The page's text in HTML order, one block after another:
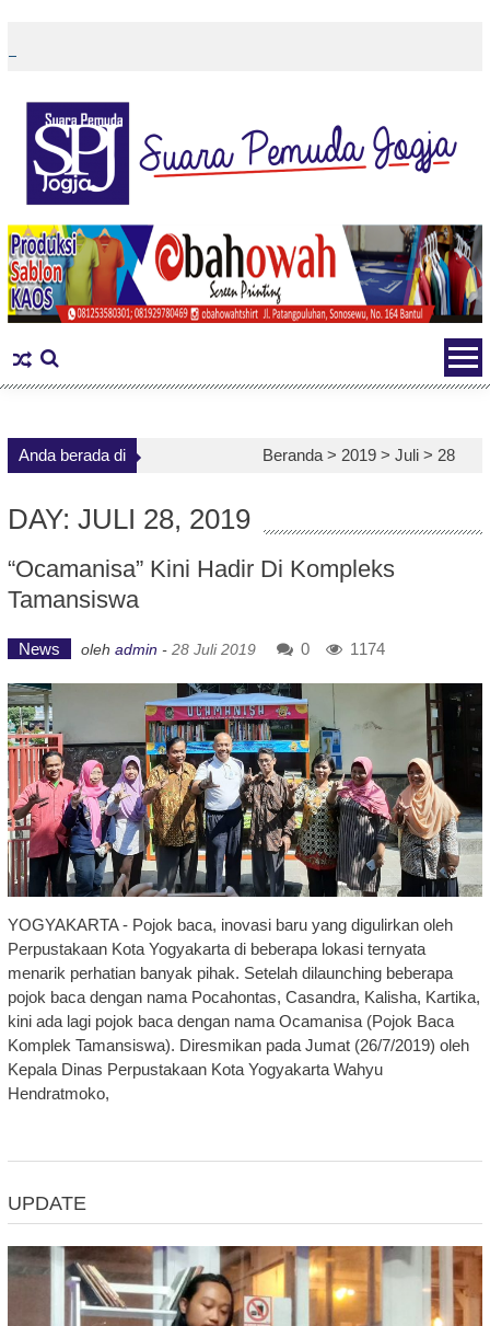
content
Anda berada di Beranda > 2019 >Juli > 28
DAY: JULI 28, 2019
“Ocamanisa” Kini Hadir Di Kompleks
Tamansiswa
News oleh admin - 28 Juli 2019 0 1174
YOGYAKARTA - Pojok baca, inovasi baru yang digulirkan oleh
Perpustakaan Kota Yogyakarta di beberapa lokasi ternyata
menarik perhatian banyak pihak. Setelah dilaunching beberapa
pojok baca dengan nama Pocahontas, Casandra, Kalisha, Kartika,
kini ada lagi pojok baca dengan nama Ocamanisa (Pojok Baca
Komplek Tamansiswa). Diresmikan pada Jumat (26/7/2019) oleh
Kepala Dinas Perpustakaan Kota Yogyakarta Wahyu
Hendratmoko,
UPDATE